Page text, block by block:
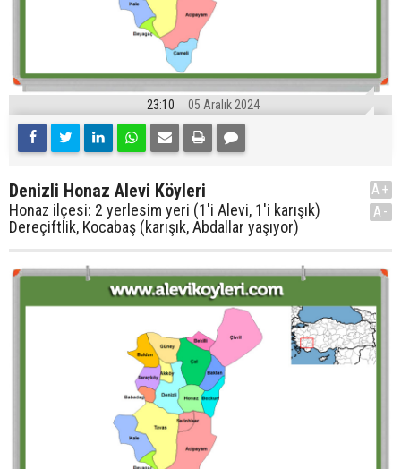
23:10 05 Aralık 2024
Denizli Honaz Alevi Köyleri
Honaz ilçesi: 2 yerlesim yeri (1'i Alevi, 1'i karışık)
Dereçiftlik, Kocabaş (karışık, Abdallar yaşıyor)
A+
A-